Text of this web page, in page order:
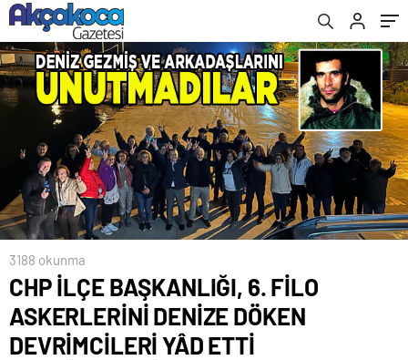
3188 okunma
CHP İLÇE BAŞKANLIĞI, 6. FİLO
ASKERLERİNİ DENİZE DÖKEN
DEVRİMCİLERİ YÂD ETTİ